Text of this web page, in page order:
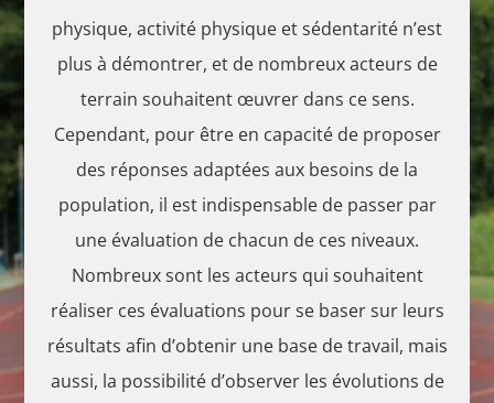
physique, activité physique et sédentarité n’est
plus à démontrer, et de nombreux acteurs de
terrain souhaitent œuvrer dans ce sens.
Cependant, pour être en capacité de proposer
des réponses adaptées aux besoins de la
population, il est indispensable de passer par
une évaluation de chacun de ces niveaux.
Nombreux sont les acteurs qui souhaitent
réaliser ces évaluations pour se baser sur leurs
résultats afin d’obtenir une base de travail, mais
aussi, la possibilité d’observer les évolutions de